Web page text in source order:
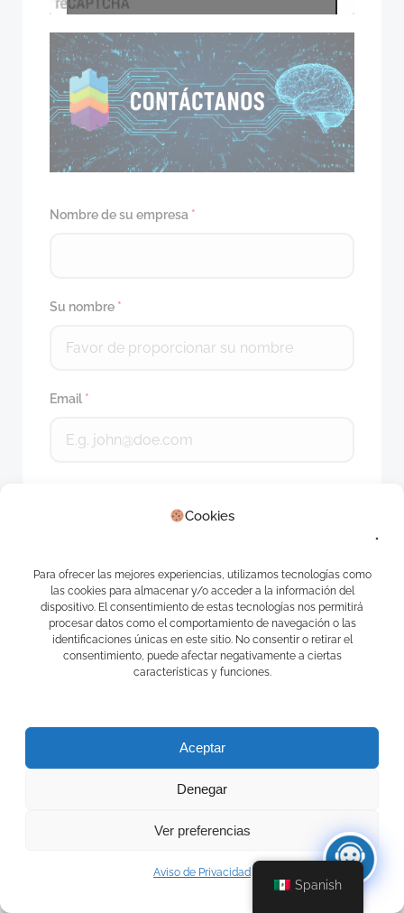
Cookies
Para ofrecer las mejores experiencias, utilizamos tecnologías como
las cookies para almacenar y/o acceder a la información del
dispositivo. El consentimiento de estas tecnologías nos permitirá
procesar datos como el comportamiento de navegación o las
identificaciones únicas en este sitio. No consentir o retirar el
consentimiento, puede afectar negativamente a ciertas
características y funciones.
Aceptar
Denegar
Ver preferencias
Aviso de Privacidad
Nombre de su empresa *
Su nombre *
Email *
Sitio web*
Giro de la empresa*
Favor de proporcionarnos algún detalle sobre la
necesidad a implementar*
Spanish